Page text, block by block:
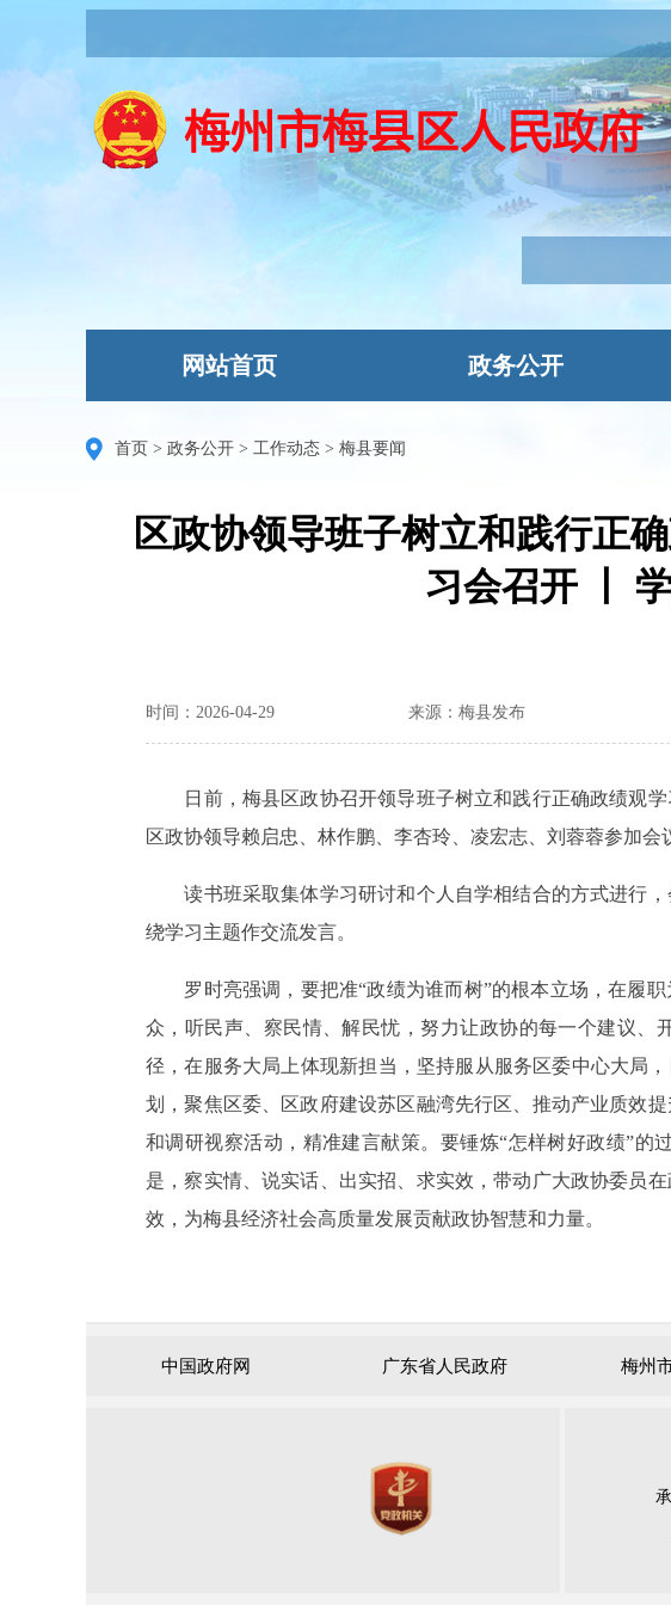
网站首页 政务公开
首页 > 政务公开 > 工作动态 > 梅县要闻
区政协领导班子树立和践行正
习会召开 丨
时间：2026-04-29 来源：梅县发布
日前，梅县区政协召开领导班子树立和践行正确政绩观
区政协领导赖启忠、林作鹏、李杏玲、凌宏志、刘蓉蓉参加会
读书班采取集体学习研讨和个人自学相结合的方式进行
绕学习主题作交流发言。
罗时亮强调，要把准“政绩为谁而树”的根本立场，在履
众，听民声、察民情、解民忧，努力让政协的每一个建议、
径，在服务大局上体现新担当，坚持服从服务区委中心大局
划，聚焦区委、区政府建设苏区融湾先行区、推动产业质效
和调研视察活动，精准建言献策。要锤炼“怎样树好政绩”
是，察实情、说实话、出实招、求实效，带动广大政协委员
效，为梅县经济社会高质量发展贡献政协智慧和力量。
中国政府网 广东省人民政府 梅州